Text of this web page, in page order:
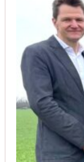
Unsere Kunden
aus unseren
Vom
(Umbau)